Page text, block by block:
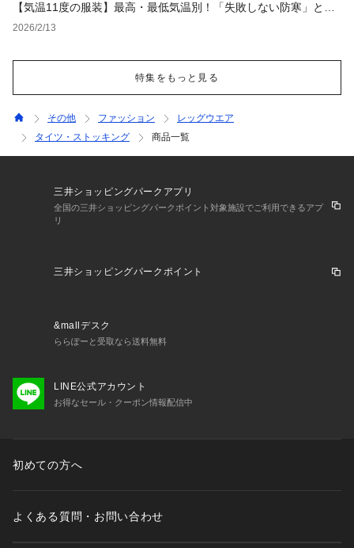
【気温11度の服装】最高・最低気温別！「失敗しない防寒」と
「オシャレ」を叶えるコーデ
2026/2/13
特集をもっと見る
その他 ファッション
レッグウエア
タイツ・ストッキング
商品一覧
三井ショッピングパークアプリ
全国の三井ショッピングパークポイント対象施設でご利用できるアプ
リ
三井ショッピングパークポイント
&mallデスク
ららぽーと受取なら送料無料
LINE公式アカウント
お得なセール・クーポン情報配信中
初めての方へ
よくある質問・お問い合わせ